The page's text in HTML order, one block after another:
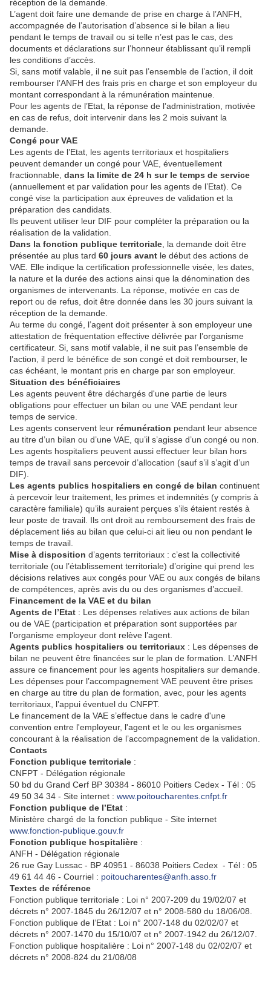
réception de la demande.
L’agent doit faire une demande de prise en charge à l’ANFH,
accompagnée de l’autorisation d’absence si le bilan a lieu
pendant le temps de travail ou si telle n’est pas le cas, des
documents et déclarations sur l’honneur établissant qu’il rempli
les conditions d’accès.
Si, sans motif valable, il ne suit pas l’ensemble de l’action, il doit
rembourser l’ANFH des frais pris en charge et son employeur du
montant correspondant à la rémunération maintenue.
Pour les agents de l’Etat, la réponse de l’administration, motivée
en cas de refus, doit intervenir dans les 2 mois suivant la
demande.
Congé pour VAE
Les agents de l’Etat, les agents territoriaux et hospitaliers
peuvent demander un congé pour VAE, éventuellement
fractionnable, dans la limite de 24 h sur le temps de service
(annuellement et par validation pour les agents de l’Etat). Ce
congé vise la participation aux épreuves de validation et la
préparation des candidats.
Ils peuvent utiliser leur DIF pour compléter la préparation ou la
réalisation de la validation.
Dans la fonction publique territoriale , la demande doit être
présentée au plus tard 60 jours avant le début des actions de
VAE. Elle indique la certification professionnelle visée, les dates,
la nature et la durée des actions ainsi que la dénomination des
organismes de intervenants. La réponse, motivée en cas de
report ou de refus, doit être donnée dans les 30 jours suivant la
réception de la demande.
Au terme du congé, l’agent doit présenter à son employeur une
attestation de fréquentation effective délivrée par l’organisme
certificateur. Si, sans motif valable, il ne suit pas l’ensemble de
l’action, il perd le bénéfice de son congé et doit rembourser, le
cas échéant, le montant pris en charge par son employeur.
Situation des bénéficiaires
Les agents peuvent être déchargés d'une partie de leurs
obligations pour effectuer un bilan ou une VAE pendant leur
temps de service.
Les agents conservent leur rémunération pendant leur absence
au titre d’un bilan ou d’une VAE, qu’il s’agisse d’un congé ou non.
Les agents hospitaliers peuvent aussi effectuer leur bilan hors
temps de travail sans percevoir d’allocation (sauf s’il s’agit d’un
DIF).
Les agents publics hospitaliers en congé de bilan continuent
à percevoir leur traitement, les primes et indemnités (y compris à
caractère familiale) qu’ils auraient perçues s’ils étaient restés à
leur poste de travail. Ils ont droit au remboursement des frais de
déplacement liés au bilan que celui-ci ait lieu ou non pendant le
temps de travail.
Mise à disposition d’agents territoriaux : c’est la collectivité
territoriale (ou l’établissement territoriale) d’origine qui prend les
décisions relatives aux congés pour VAE ou aux congés de bilans
de compétences, après avis du ou des organismes d’accueil.
Financement de la VAE et du bilan
Agents de l’Etat : Les dépenses relatives aux actions de bilan
ou de VAE (participation et préparation sont supportées par
l’organisme employeur dont relève l’agent.
Agents publics hospitaliers ou territoriaux : Les dépenses de
bilan ne peuvent être financées sur le plan de formation. L’ANFH
assure ce financement pour les agents hospitaliers sur demande.
Les dépenses pour l’accompagnement VAE peuvent être prises
en charge au titre du plan de formation, avec, pour les agents
territoriaux, l’appui éventuel du CNFPT.
Le financement de la VAE s’effectue dans le cadre d'une
convention entre l'employeur, l'agent et le ou les organismes
concourant à la réalisation de l’accompagnement de la validation.
Contacts
Fonction publique territoriale :
CNFPT - Délégation régionale
50 bd du Grand Cerf BP 30384 - 86010 Poitiers Cedex - Tél : 05
49 50 34 34 - Site internet : www.poitoucharentes.cnfpt.fr
Fonction publique de l’Etat :
Ministère chargé de la fonction publique - Site internet
www.fonction-publique.gouv.fr
Fonction publique hospitalière :
ANFH - Délégation régionale
26 rue Gay Lussac - BP 40951 - 86038 Poitiers Cedex - Tél : 05
49 61 44 46 - Courriel : poitoucharentes@anfh.asso.fr
Textes de référence
Fonction publique territoriale : Loi n° 2007-209 du 19/02/07 et
décrets n° 2007-1845 du 26/12/07 et n° 2008-580 du 18/06/08.
Fonction publique de l’Etat : Loi n° 2007-148 du 02/02/07 et
décrets n° 2007-1470 du 15/10/07 et n° 2007-1942 du 26/12/07.
Fonction publique hospitalière : Loi n° 2007-148 du 02/02/07 et
décrets n° 2008-824 du 21/08/08